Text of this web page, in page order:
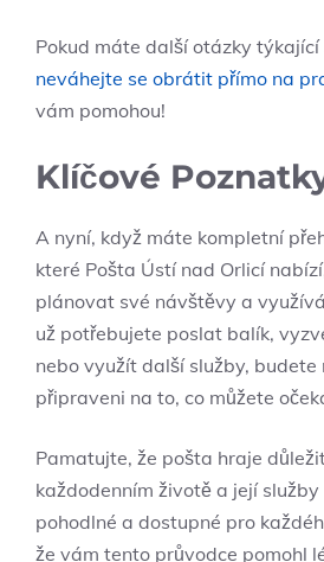
Pokud máte další otázky týkající
neváhejte se obrátit přímo na
vám pomohou!
Klíčové
A nyní, když máte kompletní
které Pošta Ústí nad Orlicí
plánovat své návštěvy a
už potřebujete poslat balík,
nebo využít další služby, budete
připraveni na to, co můžete
Pamatujte, že pošta hraje
každodenním životě a její
pohodlné a dostupné pro
že vám tento průvodce pomohl